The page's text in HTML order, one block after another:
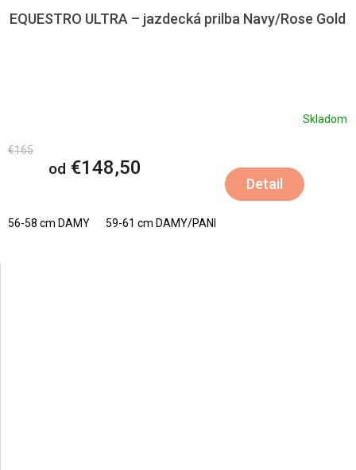
EQUESTRO ULTRA – jazdecká prilba Navy/Rose Gold
Skladom
€165
od €148,50
Detail
56-58 cm DAMY 59-61 cm DAMY/PANI